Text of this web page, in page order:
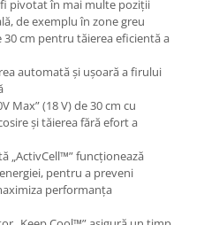
pivotat în mai multe poziţii
de exemplu în zone greu
30 cm pentru tăierea eficientă a
automată şi uşoară a firului
Max” (18 V) de 30 cm cu
şi tăierea fără efort a
„ActivCell™” funcţionează
pentru a preveni
performanţa